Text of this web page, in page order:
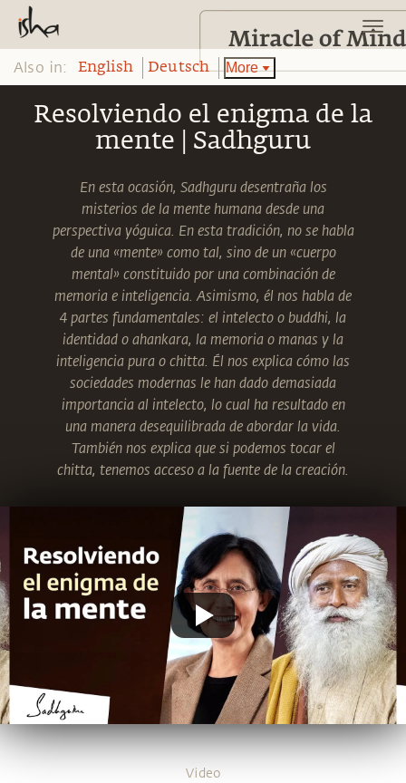
Also in: English Deutsch More
Resolviendo el enigma de la
mente | Sadhguru
En esta ocasión, Sadhguru desentraña los
misterios de la mente humana desde una
perspectiva yóguica. En esta tradición, no se habla
de una «mente» como tal, sino de un «cuerpo
mental» constituido por una combinación de
memoria e inteligencia. Asimismo, él nos habla de
4 partes fundamentales: el intelecto o buddhi, la
identidad o ahankara, la memoria o manas y la
inteligencia pura o chitta. Él nos explica cómo las
sociedades modernas le han dado demasiada
importancia al intelecto, lo cual ha resultado en
una manera desequilibrada de abordar la vida.
También nos explica que si podemos tocar el
chitta, tenemos acceso a la fuente de la creación.
Video